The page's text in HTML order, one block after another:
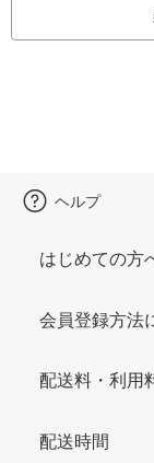
ヘルプ
はじめての方
会員登録方法
配送料・利用
配送時間